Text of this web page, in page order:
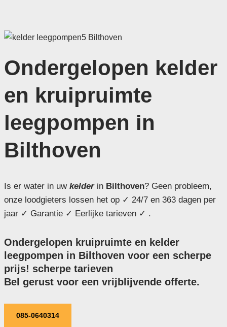
Ondergelopen kelder
en kruipruimte
leegpompen in
Bilthoven
Is er water in uw kelderin Bilthoven? Geen probleem,
onze loodgieters lossen het op ✓ 24/7 en 363 dagen per
jaar ✓ Garantie ✓ Eerlijke tarieven ✓ .
Ondergelopen kruipruimte en kelder
leegpompen in Bilthoven voor een scherpe
prijs! scherpe tarieven
Bel gerust voor een vrijblijvende offerte.
085-0640314